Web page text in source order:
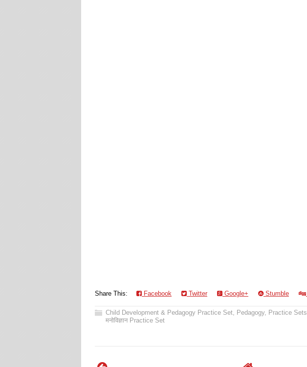
Share This: Facebook Twitter Google+ Stumble
Child Development & Pedagogy Practice Set, Pedagogy, Practice Sets
मनोविज्ञान Practice Set